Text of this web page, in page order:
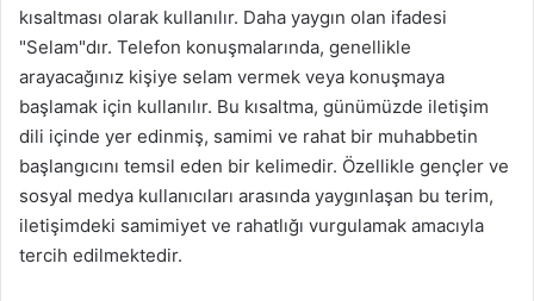
kısaltması olarak kullanılır. Daha yaygın olan ifadesi
"Selam"dır. Telefon konuşmalarında, genellikle
arayacağınız kişiye selam vermek veya konuşmaya
başlamak için kullanılır. Bu kısaltma, günümüzde iletişim
dili içinde yer edinmiş, samimi ve rahat bir muhabbetin
başlangıcını temsil eden bir kelimedir. Özellikle gençler ve
sosyal medya kullanıcıları arasında yaygınlaşan bu terim,
iletişimdeki samimiyet ve rahatlığı vurgulamak amacıyla
tercih edilmektedir.